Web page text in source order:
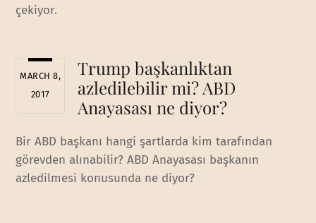
çekiyor.
MARCH 8,
2017
Trump başkanlıktan
azledilebilir mi? ABD
Anayasası ne diyor?
Bir ABD başkanı hangi şartlarda kim tarafından
görevden alınabilir? ABD Anayasası başkanın
azledilmesi konusunda ne diyor?